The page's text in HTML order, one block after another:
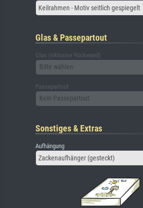
Keilrahmen - Motiv seitlich gespiegelt
Glas & Passepartout
Glas (inklusive Rückwand)
Bitte wählen
Passepartout
Kein Passepartout
Sonstiges & Extras
Aufhängung
Zackenaufhänger (gesteckt)